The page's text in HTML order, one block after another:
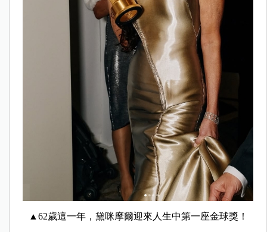
▲62歲這一年，黛咪摩爾迎來人生中第一座金球獎！